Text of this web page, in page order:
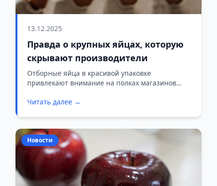
13.12.2025
Правда о крупных яйцах, которую
скрывают производители
Отборные яйца в красивой упаковке
привлекают внимание на полках магазинов
видом. Однако работники птицефабрик и
связан этот выбор.
Читать далее →
Новости